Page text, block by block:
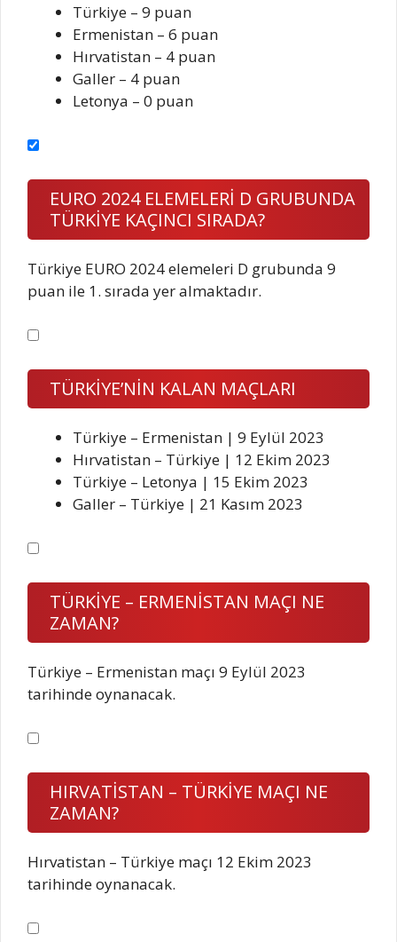
Türkiye – 9 puan
Ermenistan – 6 puan
Hırvatistan – 4 puan
Galler – 4 puan
Letonya – 0 puan
EURO 2024 ELEMELERİ D GRUBUNDA
TÜRKİYE KAÇINCI SIRADA?
Türkiye EURO 2024 elemeleri D grubunda 9
puan ile 1. sırada yer almaktadır.
TÜRKİYE’NİN KALAN MAÇLARI
Türkiye – Ermenistan | 9 Eylül 2023
Hırvatistan – Türkiye | 12 Ekim 2023
Türkiye – Letonya | 15 Ekim 2023
Galler – Türkiye | 21 Kasım 2023
TÜRKİYE – ERMENİSTAN MAÇI NE
ZAMAN?
Türkiye – Ermenistan maçı 9 Eylül 2023
tarihinde oynanacak.
HIRVATİSTAN – TÜRKİYE MAÇI NE
ZAMAN?
Hırvatistan – Türkiye maçı 12 Ekim 2023
tarihinde oynanacak.